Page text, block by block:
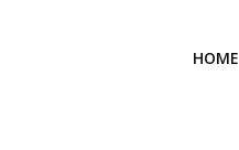
HOME